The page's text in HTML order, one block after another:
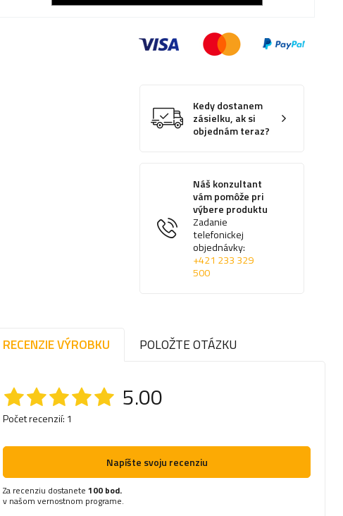
Kedy dostanem
zásielku, ak si
objednám teraz?
Náš konzultant
vám pomôže pri
výbere produktu
Zadanie
telefonickej
objednávky:
+421 233 329
500
RECENZIE VÝROBKU POLOŽTE OTÁZKU
5.00
Počet recenzií: 1
Napíšte svoju recenziu
Za recenziu dostanete100 bod.
v našom vernostnom programe.